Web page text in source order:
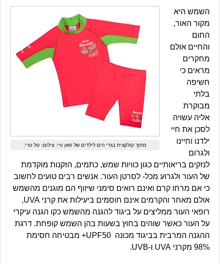
מתוך קולקצית בגדי הים לילדים של סאן וויי. צילום: טל טרי.
השמש היא
מקור האור,
החום
והחיים אולם
מחקרים
מראים כי
חשיפה
בלתי
מבוקרת
אליה עשויה
לסכן את חיי
ילדנו וחיינו
ולגרום
לנזקים בריאותיים כגון כוויות שמש, כתמים, הזקנות מוקדמת
של העור ולגרוע מכל- לסרטן העור. אנשים רבים טועים לחשוב
כי אם מרחו קרם ואינם רואים סימני שיזוף הם מוגנים מהשמש
אולם מאחר והקרמים אינם חוסמים ביעילות את קרני UVA,
רופאי העור ממליצים על ביגוד להגנה מהשמש כקו הגנה עיקרי
על העור כאשר שוהים בחוץ בשעות בהן השמש קופחת. דרגת
ההגנה המרבית בביגוד מכונה UPF50+ מבטיחה חסימת
98% מקרני UVA ו-UVB.